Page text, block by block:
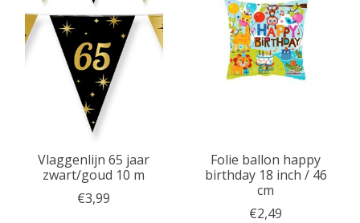
Vlaggenlijn 65 jaar
zwart/goud 10 m
€3,99
Folie ballon happy
birthday 18 inch / 46
cm
€2,49